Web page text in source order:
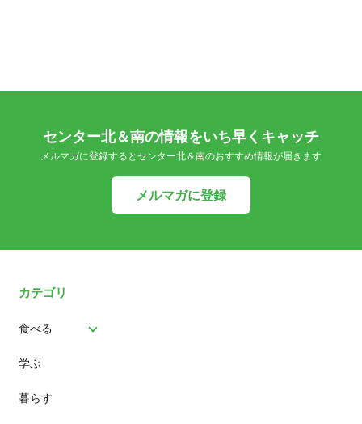
センター北＆南の情報をいち早くキャッチ
メルマガに登録するとセンター北＆南のおすすめ情報が届きます
メルマガに登録
カテゴリ
食べる
パン
スイーツ
学ぶ
暮らす